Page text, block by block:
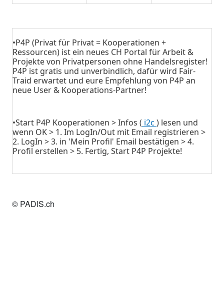
•P4P (Privat für Privat = Kooperationen +
Ressourcen) ist ein neues CH Portal für Arbeit &
Projekte von Privatpersonen ohne Handelsregister!
P4P ist gratis und unverbindlich, dafür wird Fair-
Traid erwartet und eure Empfehlung von P4P an
neue User & Kooperations-Partner!
•Start P4P Kooperationen > Infos ( i2c ) lesen und
wenn OK > 1. Im LogIn/Out mit Email registrieren >
2. LogIn > 3. in 'Mein Profil' Email bestätigen > 4.
Profil erstellen > 5. Fertig, Start P4P Projekte!
© PADIS.ch